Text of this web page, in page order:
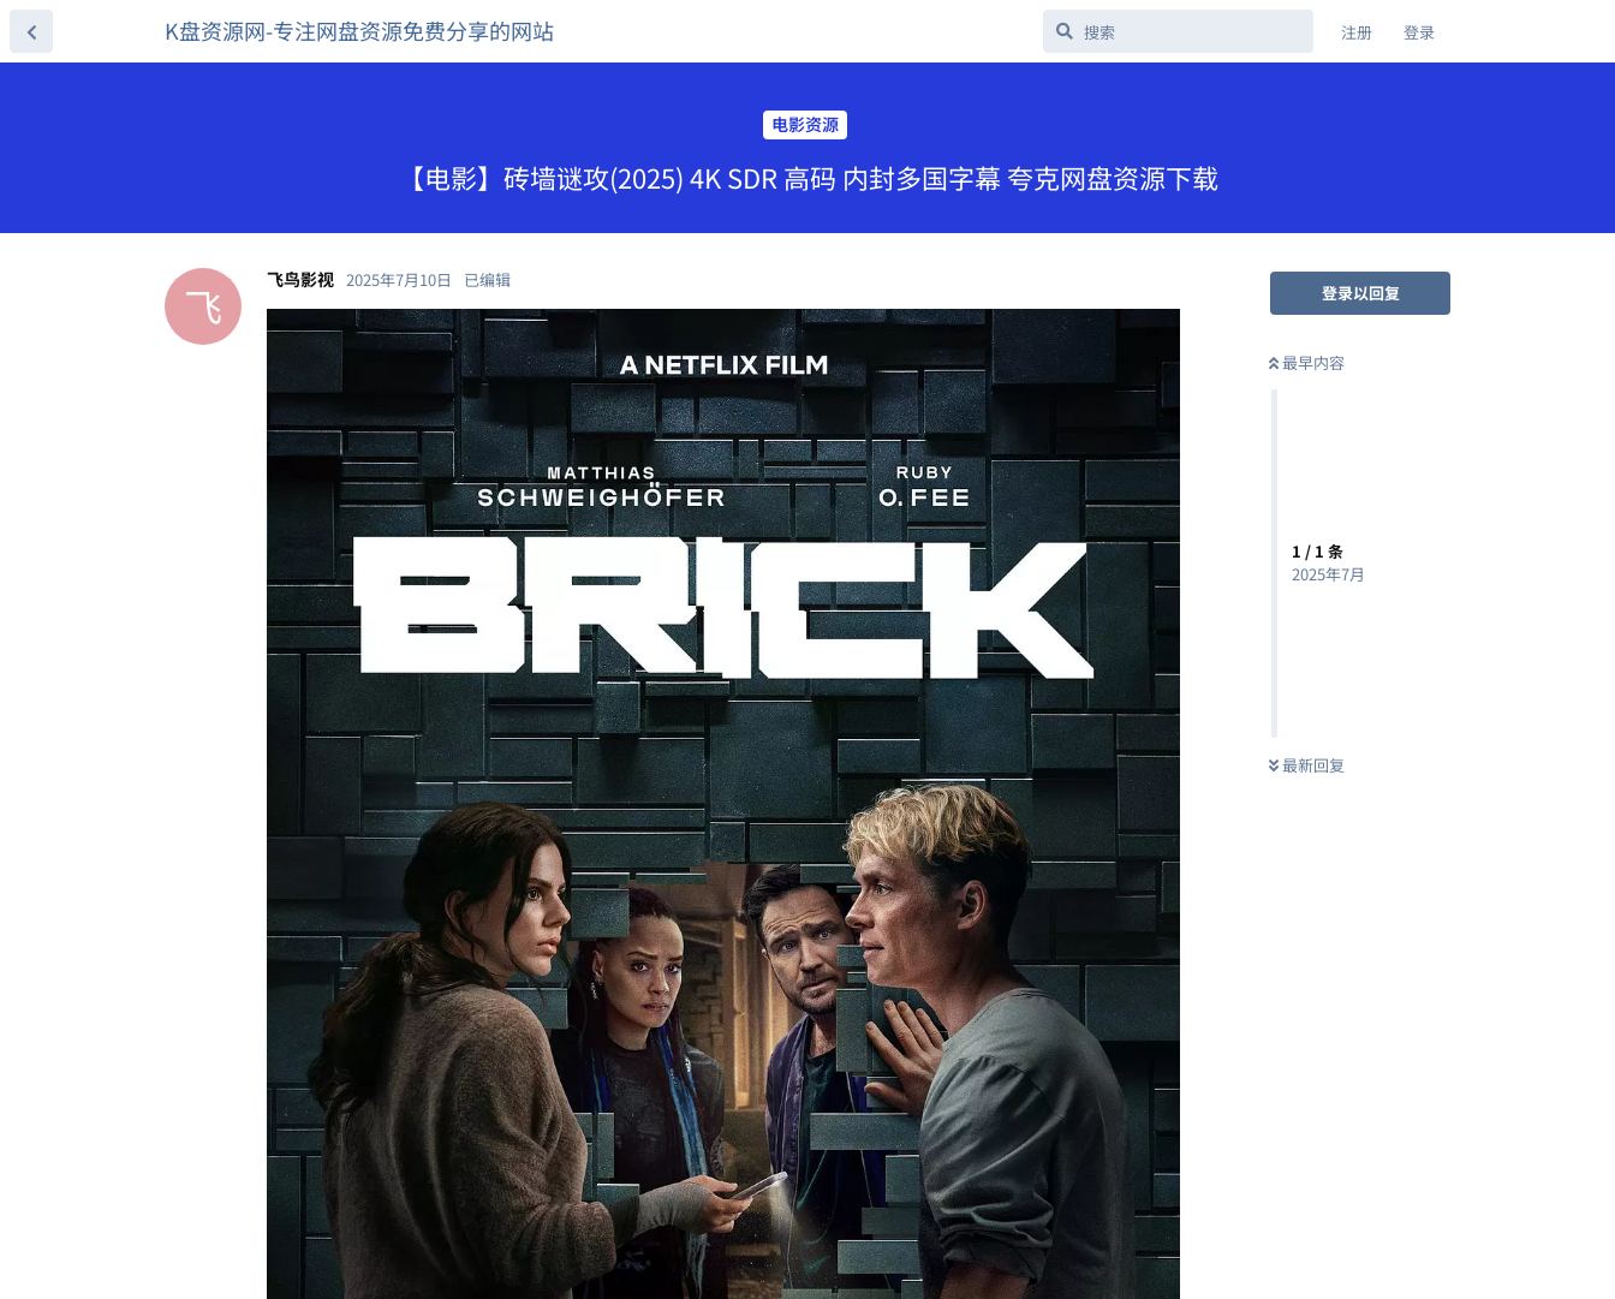
K盘资源网-专注网盘资源免费分享的网站 注册 登录
电影资源
【电影】砖墙谜攻(2025) 4K SDR 高码 内封多国字幕 夸克网盘资源下载
登录以回复
最早内容
1 / 1 条
2025年7月
最新回复
飞 飞鸟影视 2025年7月10日 已编辑